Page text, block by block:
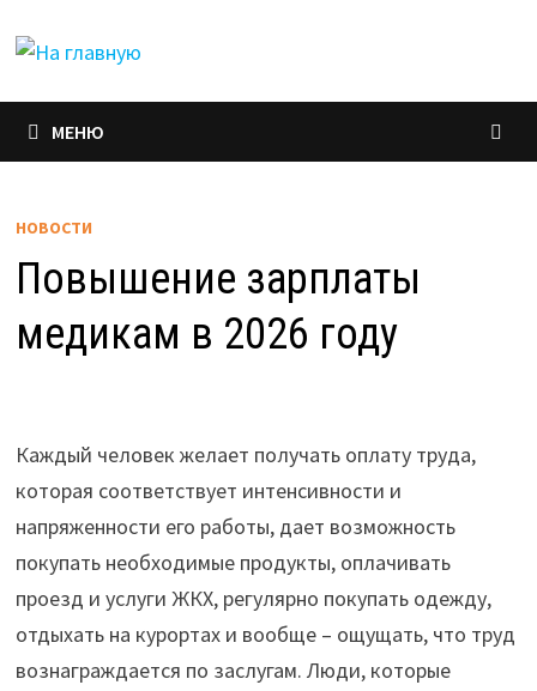
МЕНЮ
НОВОСТИ
Повышение зарплаты
медикам в 2026 году
Каждый человек желает получать оплату труда,
которая соответствует интенсивности и
напряженности его работы, дает возможность
покупать необходимые продукты, оплачивать
проезд и услуги ЖКХ, регулярно покупать одежду,
отдыхать на курортах и вообще – ощущать, что труд
вознаграждается по заслугам. Люди, которые